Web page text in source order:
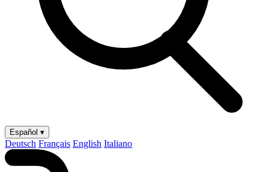
Español ▾
Deutsch Français English Italiano